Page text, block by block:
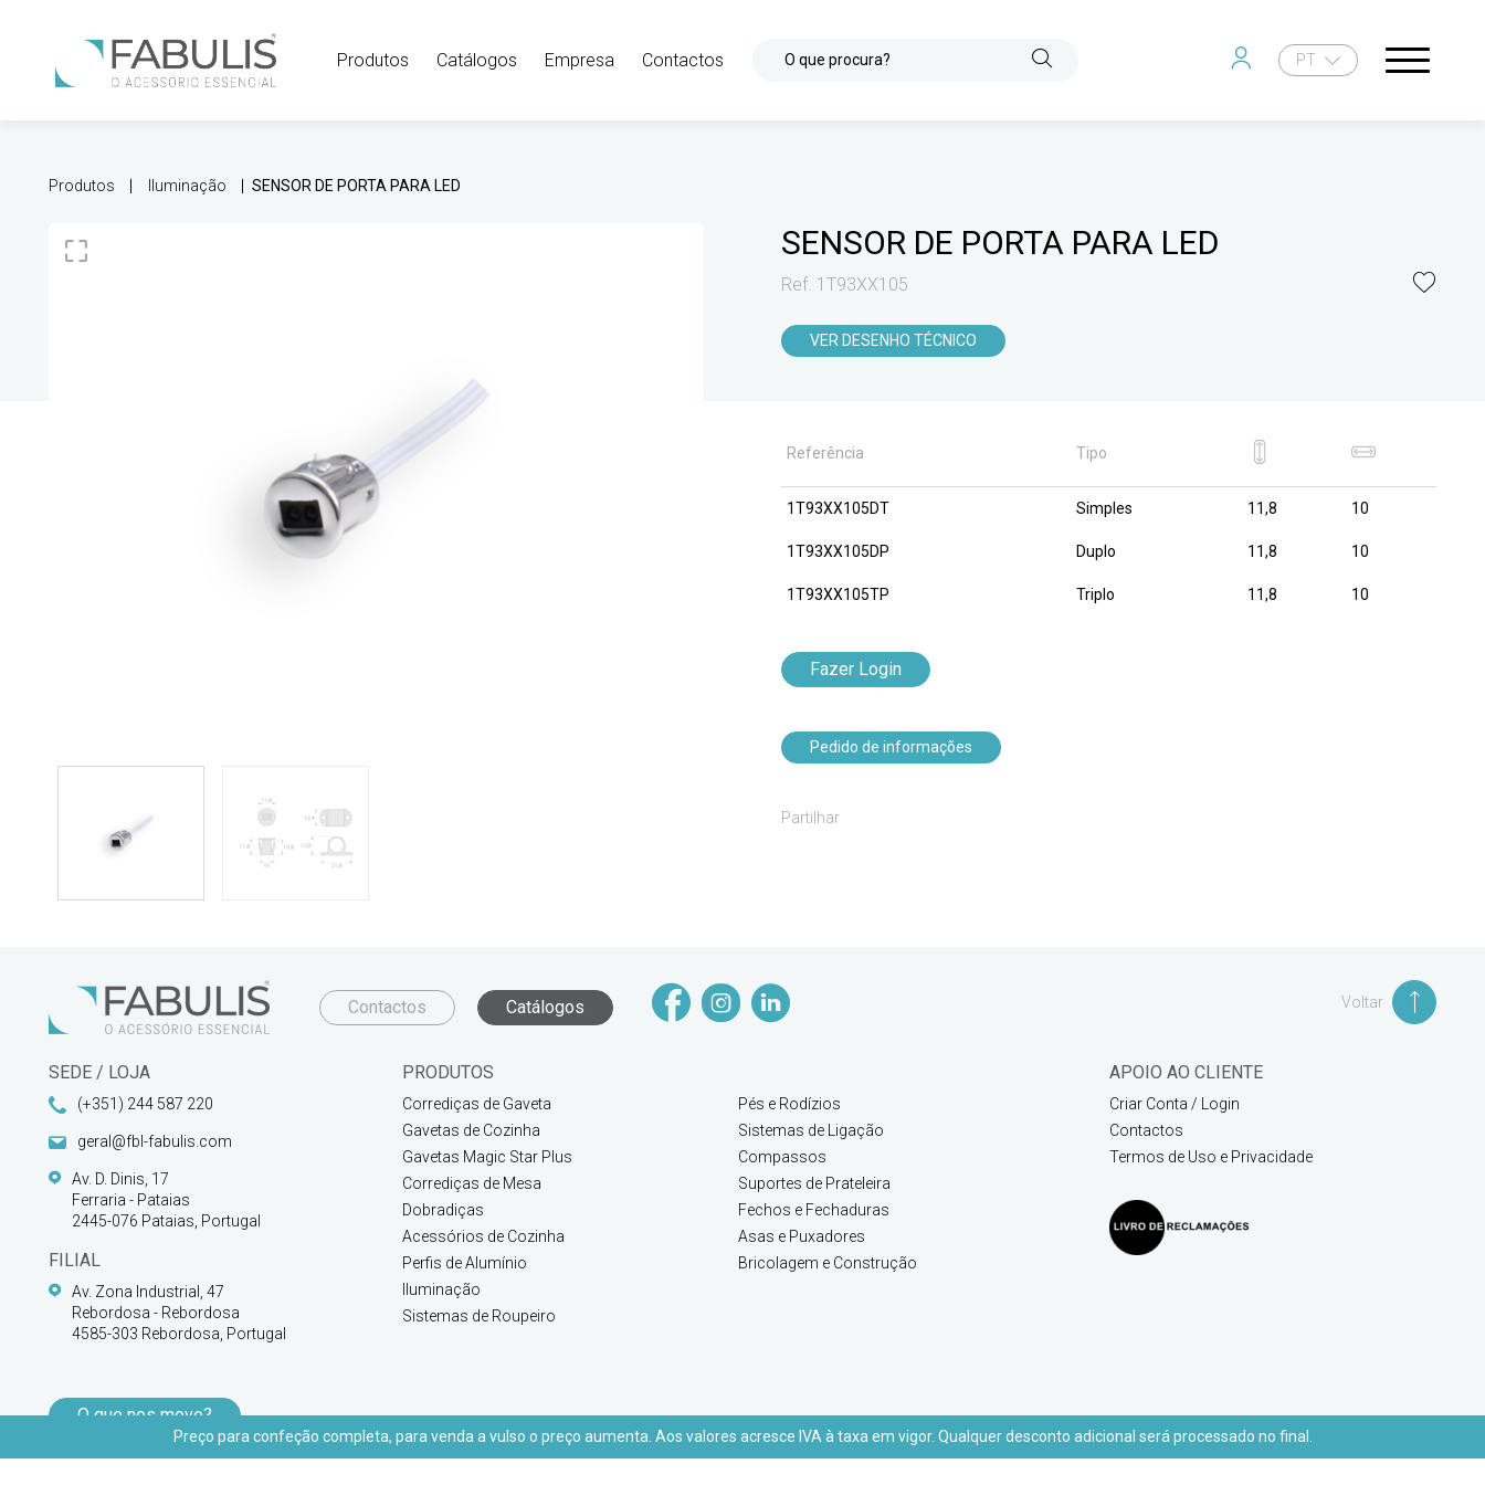
Produtos Catálogos Empresa Contactos O que procura? PT
Produtos Iluminação SENSOR DE PORTA PARA LED
SENSOR DE PORTA PARA LED
Ref. 1T93XX105
VER DESENHO TÉCNICO
Referência Tipo
1T93XX105DT Simples 11,8 10
1T93XX105DP Duplo 11,8 10
1T93XX105TP Triplo 11,8 10
Fazer Login
Pedido de informações
Partilhar
Contactos Catálogos Voltar
SEDE / LOJA
(+351) 244 587 220
geral@fbl-fabulis.com
Av. D. Dinis, 17
Ferraria - Pataias
2445-076 Pataias, Portugal
FILIAL
Av. Zona Industrial, 47
Rebordosa - Rebordosa
4585-303 Rebordosa, Portugal
O que nos move?
PRODUTOS
Corrediças de Gaveta
Gavetas de Cozinha
Gavetas Magic Star Plus
Corrediças de Mesa
Dobradiças
Acessórios de Cozinha
Perfis de Alumínio
Iluminação
Sistemas de Roupeiro
Pés e Rodízios
Sistemas de Ligação
Compassos
Suportes de Prateleira
Fechos e Fechaduras
Asas e Puxadores
Bricolagem e Construção
APOIO AO CLIENTE
Criar Conta / Login
Contactos
Termos de Uso e Privacidade
Preço para confeção completa, para venda a vulso o preço aumenta. Aos valores acresce IVA à taxa em vigor. Qualquer desconto adicional será processado no final.